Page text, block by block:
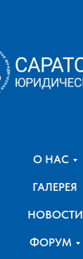
О НАС
ГАЛЕРЕЯ
НОВОСТИ
ФОРУМ